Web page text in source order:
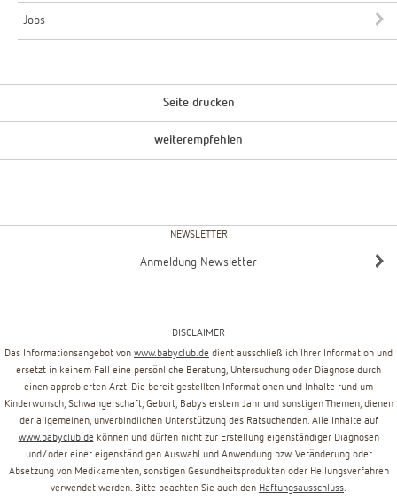
Jobs
Seite drucken
weiterempfehlen
NEWSLETTER
Anmeldung Newsletter
DISCLAIMER
Das Informationsangebot von www.babyclub.de dient ausschließlich Ihrer Information und
ersetzt in keinem Fall eine persönliche Beratung, Untersuchung oder Diagnose durch
einen approbierten Arzt. Die bereit gestellten Informationen und Inhalte rund um
Kinderwunsch, Schwangerschaft, Geburt, Babys erstem Jahr und sonstigen Themen, dienen
der allgemeinen, unverbindlichen Unterstützung des Ratsuchenden. Alle Inhalte auf
www.babyclub.de können und dürfen nicht zur Erstellung eigenständiger Diagnosen
und/oder einer eigenständigen Auswahl und Anwendung bzw. Veränderung oder
Absetzung von Medikamenten, sonstigen Gesundheitsprodukten oder Heilungsverfahren
verwendet werden. Bitte beachten Sie auch den Haftungsausschluss.